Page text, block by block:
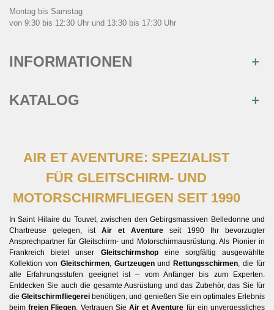
Montag bis Samstag
von 9:30 bis 12:30 Uhr und 13:30 bis 17:30 Uhr
INFORMATIONEN
KATALOG
AIR ET AVENTURE: SPEZIALIST
FÜR GLEITSCHIRM- UND
MOTORSCHIRMFLIEGEN SEIT 1990
In Saint Hilaire du Touvet, zwischen den Gebirgsmassiven Belledonne und
Chartreuse gelegen, ist Air et Aventure seit 1990 Ihr bevorzugter
Ansprechpartner für Gleitschirm- und Motorschirmausrüstung. Als Pionier in
Frankreich bietet unser Gleitschirmshopeine sorgfältig ausgewählte
Kollektion von Gleitschirmen, GurtzeugenundRettungsschirmen, die für
alle Erfahrungsstufen geeignet ist – vom Anfänger bis zum Experten.
Entdecken Sie auch die gesamte Ausrüstung und das Zubehör, das Sie für
dieGleitschirmfliegerei benötigen, und genießen Sie ein optimales Erlebnis
beimfreien Fliegen. Vertrauen SieAir et Aventure für ein unvergessliches